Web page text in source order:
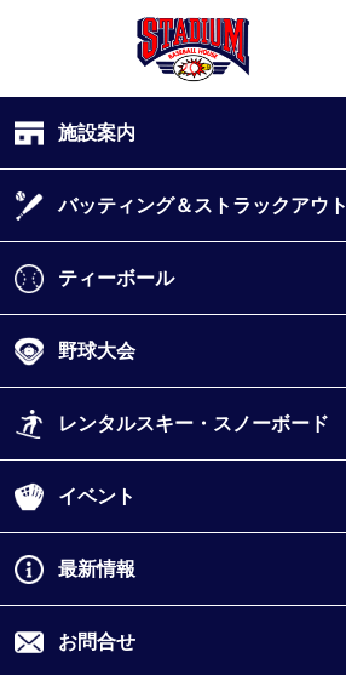
施設案内
バッティング＆ストラックアウト
ティーボール
野球大会
レンタルスキー・スノーボード
イベント
最新情報
お問合せ